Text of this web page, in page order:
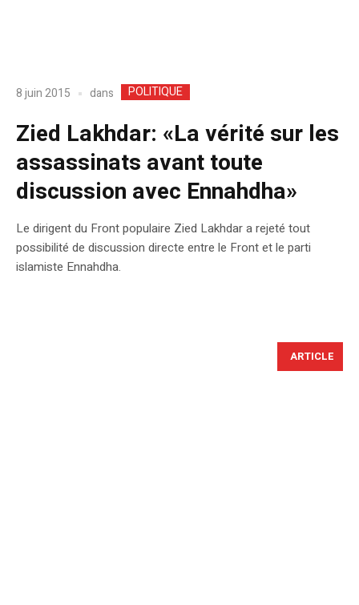
8 juin 2015 dans POLITIQUE
Zied Lakhdar: «La vérité sur les
assassinats avant toute
discussion avec Ennahdha»
Le dirigent du Front populaire Zied Lakhdar a rejeté tout
possibilité de discussion directe entre le Front et le parti
islamiste Ennahdha.
ARTICLE